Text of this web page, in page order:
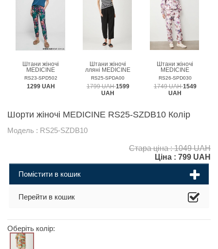
Штани жіночі
MEDICINE
RS23-SPD502
1299 UAH
Штани жіночі
лляні MEDICINE
RS25-SPDA00
1799 UAH1599
UAH
Штани жіночі
MEDICINE
RS26-SPD030
1749 UAH1549
UAH
Шорти жіночі MEDICINE RS25-SZDB10 Колір
Модель : RS25-SZDB10
Стара ціна : 1049 UAH
Ціна : 799 UAH
Помістити в кошик
Перейти в кошик
Оберіть колір: